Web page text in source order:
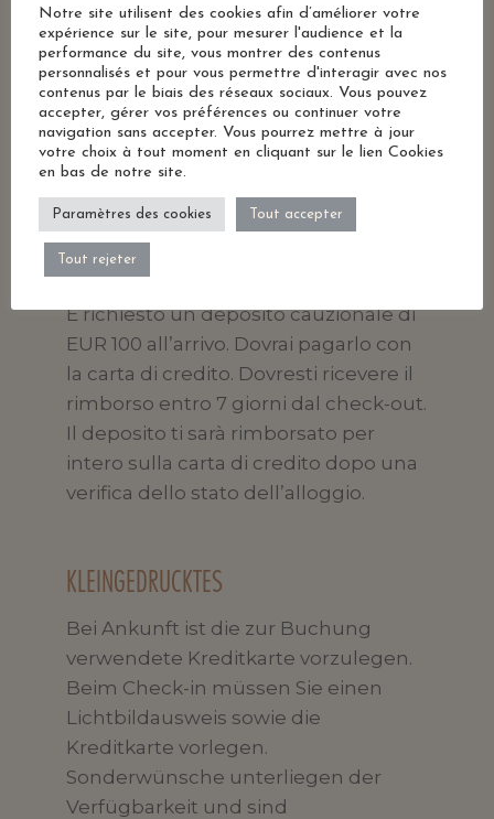
All’arrivo dovrete presentare la carta
di credito utilizzata per la
prenotazione.
Al check-in gli ospiti devono esibire
un documento d’identità con foto e
una carta di credito. Siete pregati di
notare che le Richieste Speciali sono
soggette a disponibilità, e potrebbero
comportare l’addebito di un
È richiesto un deposito cauzionale di
EUR 100 all’arrivo. Dovrai pagarlo con
la carta di credito. Dovresti ricevere il
rimborso entro 7 giorni dal check-out.
Il deposito ti sarà rimborsato per
intero sulla carta di credito dopo una
verifica dello stato dell’alloggio.
KLEINGEDRUCKTES
Bei Ankunft ist die zur Buchung
verwendete Kreditkarte vorzulegen.
Beim Check-in müssen Sie einen
Lichtbildausweis sowie die
Kreditkarte vorlegen.
Sonderwünsche unterliegen der
Verfügbarkeit und sind
Notre site utilisent des cookies afin d’améliorer votre
expérience sur le site, pour mesurer l'audience et la
performance du site, vous montrer des contenus
personnalisés et pour vous permettre d'interagir avec nos
contenus par le biais des réseaux sociaux. Vous pouvez
accepter, gérer vos préférences ou continuer votre
navigation sans accepter. Vous pourrez mettre à jour
votre choix à tout moment en cliquant sur le lien Cookies
en bas de notre site.
Paramètres des cookies Tout accepter
Tout rejeter